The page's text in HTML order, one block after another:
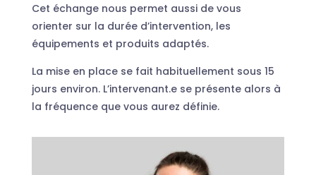
Cet échange nous permet aussi de vous
orienter sur la durée d’intervention, les
équipements et produits adaptés.
La mise en place se fait habituellement sous 15
jours environ. L’intervenant.e se présente alors à
la fréquence que vous aurez définie.